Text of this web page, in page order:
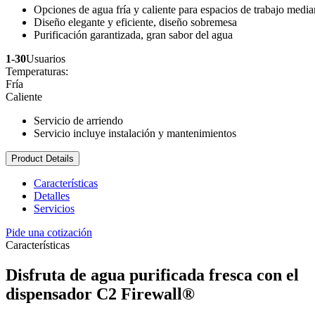
Opciones de agua fría y caliente para espacios de trabajo
Diseño elegante y eficiente, diseño sobremesa
Purificación garantizada, gran sabor del agua
1-30Usuarios
Temperaturas:
Fría
Caliente
Servicio de arriendo
Servicio incluye instalación y mantenimientos
Product Details
Características
Detalles
Servicios
Pide una cotización
Características
Disfruta de agua purificada fresca con el
dispensador C2 Firewall®